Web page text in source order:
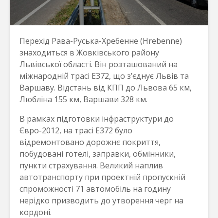
Перехід Рава-Руська-Хребенне (Hrebenne)
знаходиться в Жовківського району
Львівської області. Він розташований на
міжнародній трасі Е372, що з’єднує Львів та
Варшаву. Відстань від КПП до Львова 65 км,
Любліна 155 км, Варшави 328 км.
В рамках підготовки інфраструктури до
Євро-2012, на трасі Е372 було
відремонтовано дорожнє покриття,
побудовані готелі, заправки, обмінники,
пункти страхування. Великий наплив
автотранспорту при проектній пропускній
спроможності 71 автомобіль на годину
нерідко призводить до утворення черг на
кордоні.